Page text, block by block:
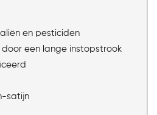
en pesticiden
een lange instopstrook
satijn